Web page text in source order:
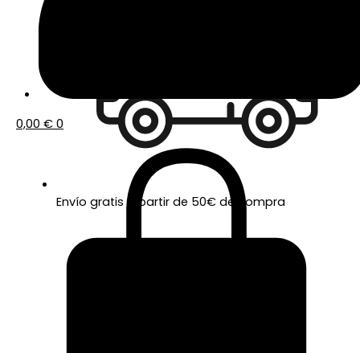
0,00 € 0
Envío gratis a partir de 50€ de compra